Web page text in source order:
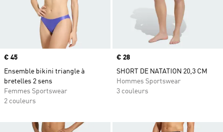
Prix
€ 45
Ensemble bikini triangle à
bretelles 2 sens
Femmes Sportswear
2 couleurs
Prix
€ 28
SHORT DE NATATION 20,3 CM
Hommes Sportswear
3 couleurs